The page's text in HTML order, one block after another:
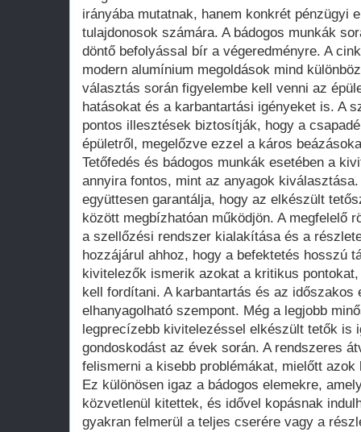
irányába mutatnak, hanem konkrét pénzügyi
tulajdonosok számára. A bádogos munkák
döntő befolyással bír a végeredményre. A
modern alumínium megoldások mind
választás során figyelembe kell venni az
hatásokat és a karbantartási igényeket is. A
pontos illesztések biztosítják, hogy a
épületről, megelőzve ezzel a káros
Tetőfedés és bádogos munkák esetében a
annyira fontos, mint az anyagok
együttesen garantálja, hogy az elkészült
között megbízhatóan működjön. A megfelelő
a szellőzési rendszer kialakítása és a
hozzájárul ahhoz, hogy a befektetés hosszú
kivitelezők ismerik azokat a kritikus
kell fordítani. A karbantartás és az időszakos
elhanyagolható szempont. Még a legjobb
legprecízebb kivitelezéssel elkészült tetők is
gondoskodást az évek során. A rendszeres
felismerni a kisebb problémákat, mielőtt
Ez különösen igaz a bádogos elemekre,
közvetlenül kitettek, és idővel kopásnak
gyakran felmerül a teljes cserére vagy a